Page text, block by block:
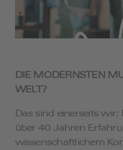
DIE MODERNSTEN
WELT?
Das sind einerseits
über 40 Jahren
wissenschaftlichem